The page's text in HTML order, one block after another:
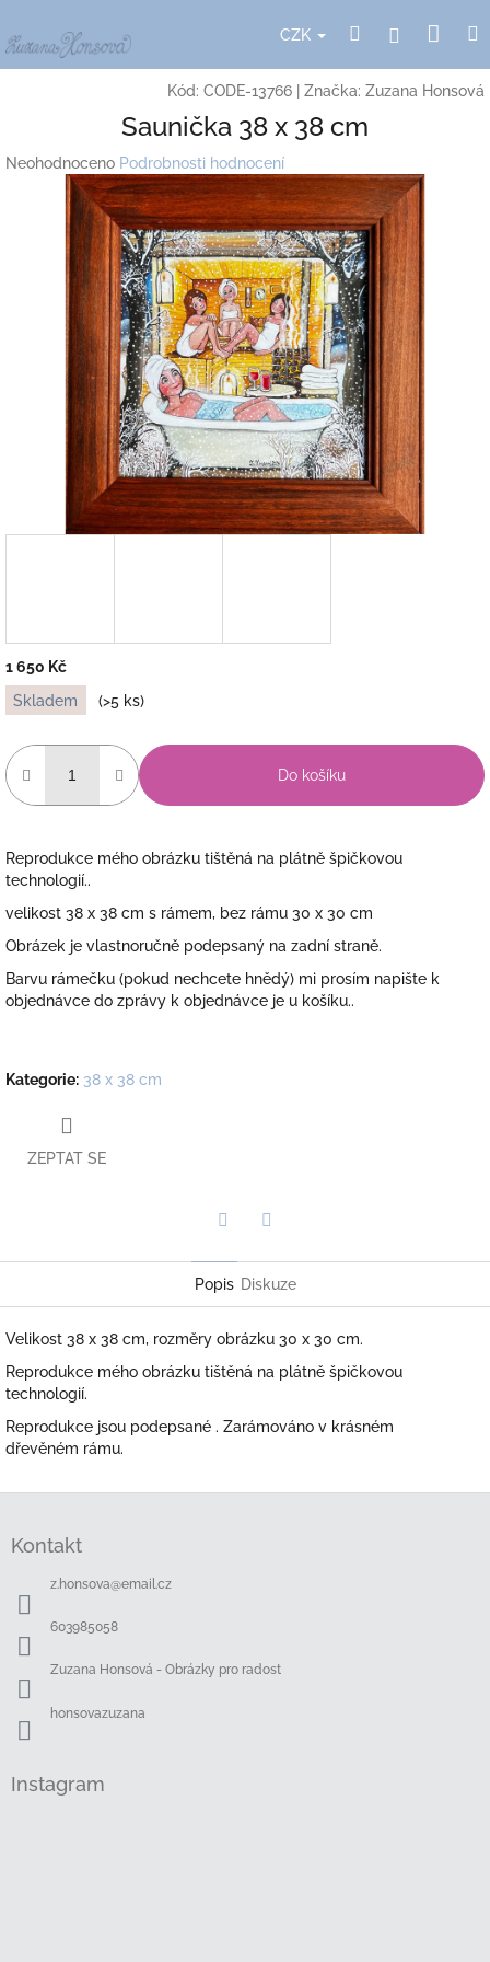
na
obsah
CZK HledatPřihlášení
Kód: CODE-13766 Značka: Zuzana Honsová
Saunička 38 x 38 cm
Průměrné
hodnocení
produktu
Neohodnoceno Podrobnosti hodnocení
1 650 Kč
Měrná
cena:
Skladem (>5 ks)
Do košíku
Reprodukce mého obrázku tištěná na plátně špičkovou
technologií..
velikost 38 x 38 cm s rámem, bez rámu 30 x 30 cm
Obrázek je vlastnoručně podepsaný na zadní straně.
Barvu rámečku (pokud nechcete hnědý) mi prosím napište k
objednávce do zprávy k objednávce je u košíku..
Kategorie: 38 x 38 cm
ZEPTAT SE
Popis Diskuze
Velikost 38 x 38 cm, rozměry obrázku 30 x 30 cm.
Reprodukce mého obrázku tištěná na plátně špičkovou
technologií.
Reprodukce jsou podepsané . Zarámováno v krásném
dřevěném rámu.
Kontakt
z.honsova@email.cz
603985058
Zuzana Honsová - Obrázky pro radost
honsovazuzana
Instagram